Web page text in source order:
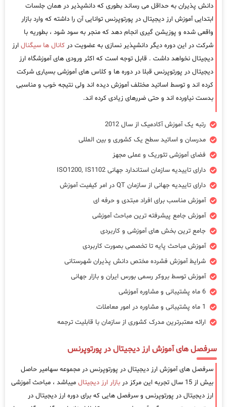
دانش پذیران به حداقل می رساند بطوری که دانشپذیر در همان جلسات
ابتدایی آموزش ارز دیجیتال در پورتوپرنس توانایی آن را داشته که وارد بازار
واقعی شده و پوزیشن گیری انجام دهد که منجر به سود شود ، بطوریه با
شرکت در این دوره دیگر دانشپذیر نسازی به عضویت در کانال ها سیگنال ارز
دیجیتال نخواهد داشت . قابل توجه است که اکثر ورودی های آموزشگاه ارز
دیجیتال در پورتوپرنس قبلا در دوره ها و کلاس های آموزشی بسیاری شرکت
کرده اند و توسط اساتید مختلف آموزش دیده اند ولی نتیجه خوب و مناسبی
بدست نیاورده اند و حتی ضررهای زیادی کرده اند.
رتبه یک آموزش آکادمیک از سال 2012
مدرسان و اساتید سطح یک کشوری و بین المللی
فضای آموزشی تئوریک و عملی مجهز
دارای تاییدیه سازمان استاندارد جهانی ISO1200, IS1102
دارای تاییدیه جهانی از سازمان QT در امر کیفیت آموزش
آموزش مناسب برای افراد مبتدی و حرفه ای
آموزش جامع پیشرفته ترین مباحث آموزشی
جامع ترین بخش های آموزشی و کاربردی
آموزش مباحث پایه تا تخصصی بصورت کاربردی
شرایط آموزش فشرده مختص دانش پذیران شهرستانی
آموزش توسط بروکر رسمی بورس ایران و بازار جهانی
6 ماه پشتیبانی و مشاوره آموزشی
1 ماه پشتیبانی و مشاوره در امور معاملات
ارائه معتبرترین مدرک کشوری از سازمان با قابلیت ترجمه
سرفصل های آموزش ارز دیجیتال در پورتوپرنس
سرفصل های آموزش ارز دیجیتال در پورتوپرنس در مجموعه سهامیر حاصل
بیش از 15 سال تجربه این مرکز در
بازار ارز دیجیتال میباشد ، مباحث آموزشی
ارز دیجیتال در پورتوپرنس و سرفصل هایی که برای دوره ارز دیجیتال در